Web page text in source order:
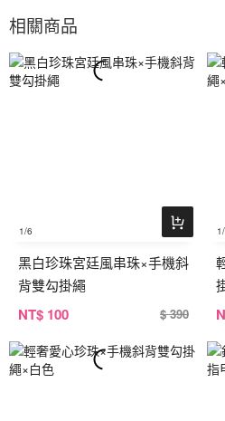
相關商品
1/6
黑白珍珠宮廷風串珠×手機斜
背雙勾掛繩
NT$ 100 $ 390
1